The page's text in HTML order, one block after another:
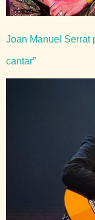
Joan Manuel Serrat
cantar”